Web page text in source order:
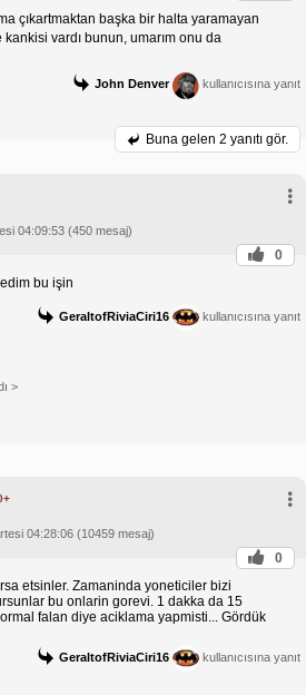
çıkartmaktan başka bir halta yaramayan
vardı bunun, umarım onu da
John Denver kullanıcısına yanıt
Buna gelen 2 yanıtı gör.
04:09:53 (450 mesaj)
0
bu işin
GeraltofRiviaCiri16 kullanıcısına yanıt
>
04:28:06 (10459 mesaj)
0
etsinler. Zamaninda yoneticiler bizi
bu onlarin gorevi. 1 dakka da 15
falan diye aciklama yapmisti... Gördük
GeraltofRiviaCiri16 kullanıcısına yanıt